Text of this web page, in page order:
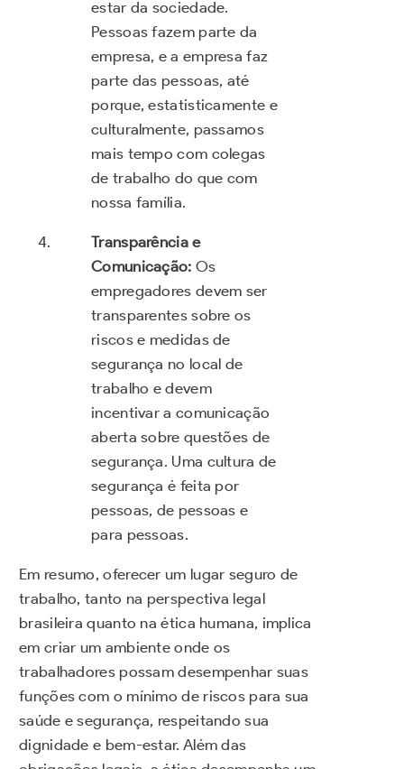
estar da sociedade.
Pessoas fazem parte da
empresa, e a empresa faz
parte das pessoas, até
porque, estatisticamente e
culturalmente, passamos
mais tempo com colegas
de trabalho do que com
nossa família.
Transparência e
Comunicação: Os
empregadores devem ser
transparentes sobre os
riscos e medidas de
segurança no local de
trabalho e devem
incentivar a comunicação
aberta sobre questões de
segurança. Uma cultura de
segurança é feita por
pessoas, de pessoas e
para pessoas.
Em resumo, oferecer um lugar seguro de
trabalho, tanto na perspectiva legal
brasileira quanto na ética humana, implica
em criar um ambiente onde os
trabalhadores possam desempenhar suas
funções com o mínimo de riscos para sua
saúde e segurança, respeitando sua
dignidade e bem-estar. Além das